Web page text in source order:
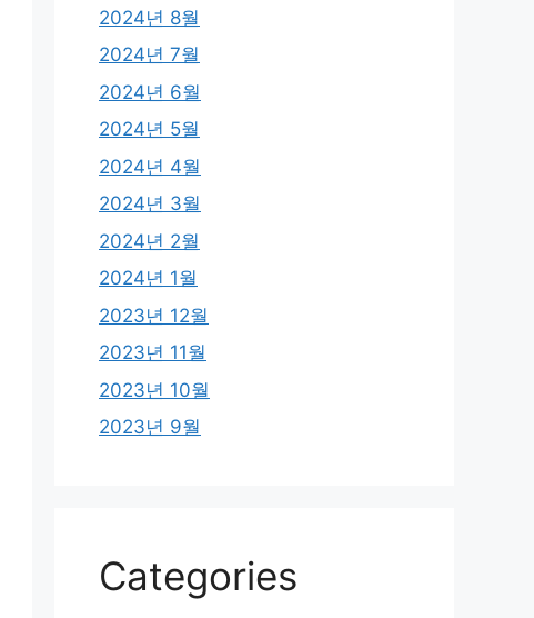
2024년 8월
2024년 7월
2024년 6월
2024년 5월
2024년 4월
2024년 3월
2024년 2월
2024년 1월
2023년 12월
2023년 11월
2023년 10월
2023년 9월
Categories